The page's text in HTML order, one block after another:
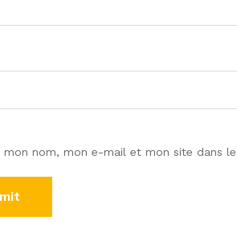
mon nom, mon e-mail et mon site dans